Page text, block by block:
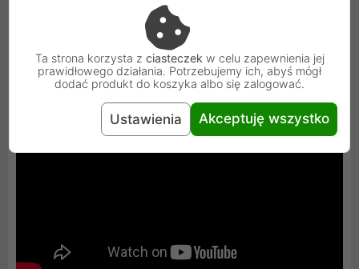
Ta strona korzysta z ciasteczek w celu zapewnienia jej
prawidłowego działania. Potrzebujemy ich, abyś mógł
dodać produkt do koszyka albo się zalogować.
Ustawienia Akceptuję wszystko